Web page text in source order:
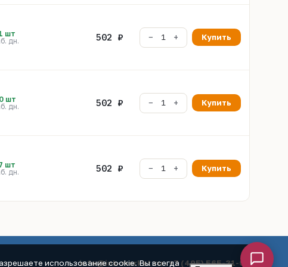
шт
дн.
502 ₽ Купить
шт
дн.
502 ₽ Купить
шт
дн.
502 ₽ Купить
info@ink-market.ru·+7 (495) 565-31-09
использование cookie. Вы всегда